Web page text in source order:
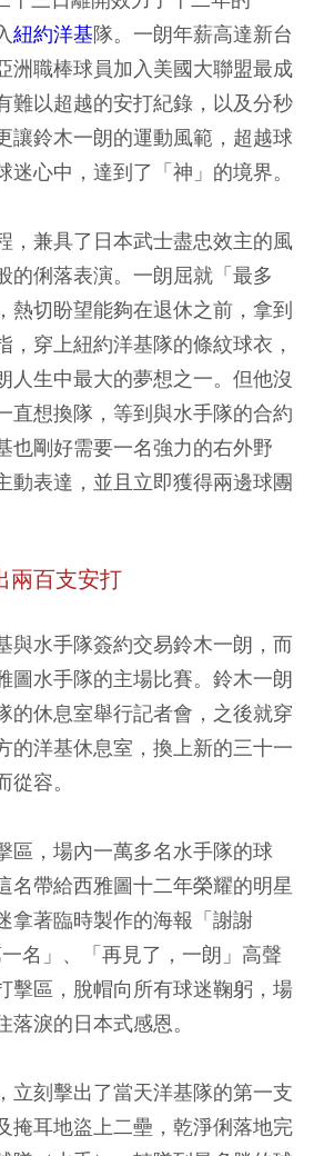
紐約洋基隊。一朗年薪高達新台
洲職棒球員加入美國大聯盟最成
難以超越的安打紀錄，以及分秒
讓鈴木一朗的運動風範，超越球
心中，達到了「神」的境界。
，兼具了日本武士盡忠效主的風
的俐落表演。一朗屈就「最多
熱切盼望能夠在退休之前，拿到
，穿上紐約洋基隊的條紋球衣，
人生中最大的夢想之一。但他沒
直想換隊，等到與水手隊的合約
也剛好需要一名強力的右外野
動表達，並且立即獲得兩邊球團
兩百支安打
與水手隊簽約交易鈴木一朗，而
圖水手隊的主場比賽。鈴木一朗
的休息室舉行記者會，之後就穿
的洋基休息室，換上新的三十一
容。
區，場內一萬多名水手隊的球
名帶給西雅圖十二年榮耀的明星
拿著臨時製作的海報「謝謝
名」、「再見了，一朗」高聲
擊區，脫帽向所有球迷鞠躬，場
淚的日本式感恩。
立刻擊出了當天洋基隊的第一支
掩耳地盜上二壘，乾淨俐落地完